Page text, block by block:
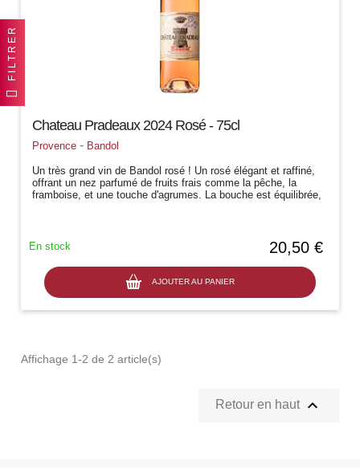
Chateau Pradeaux 2024 Rosé - 75cl
Provence - Bandol
Un très grand vin de Bandol rosé ! Un rosé élégant et raffiné,
offrant un nez parfumé de fruits frais comme la pêche, la
framboise, et une touche d'agrumes. La bouche est équilibrée,
20,50 €
AJOUTER AU PANIER
En stock
Affichage 1-2 de 2 article(s)
Retour en haut 
FILTRER